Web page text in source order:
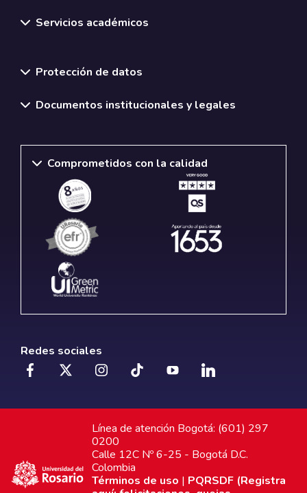
Servicios académicos
Protección de datos
Documentos institucionales y legales
Comprometidos con la calidad
Redes sociales
Línea de atención Bogotá: (601) 297
0200
Calle 12C Nº 6-25 - Bogotá D.C.
Colombia
Términos de uso | PQRSDF (Registra